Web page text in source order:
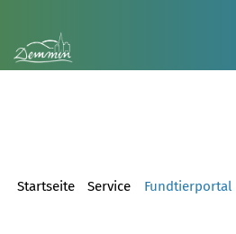
Startseite Service Fundtierportal